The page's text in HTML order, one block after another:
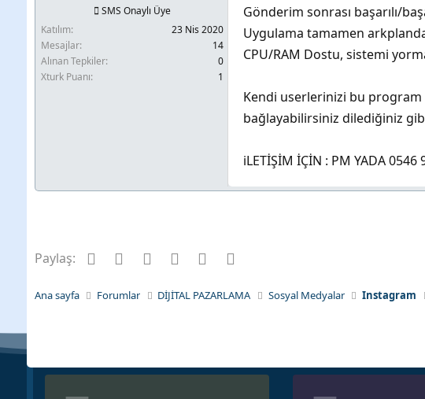
a
n
i
SMS Onaylı Üye
Katılım
23 Nis 2020
Mesajlar
14
Alınan Tepkiler
0
Xturk Puanı
1
Gönderim sonrası başarılı/
Uygulama tamamen
CPU/RAM Dostu, sistemi
Kendi userlerinizi bu
bağlayabilirsiniz dilediğiniz
iLETİŞİM İÇİN : PM YADA 0546
Paylaş: Facebook
TwitterPinterest
TumblrWhatsApp
Ana sayfa Forumlar DİJİTAL PAZARLAMA Sosyal Medyalar Instagram